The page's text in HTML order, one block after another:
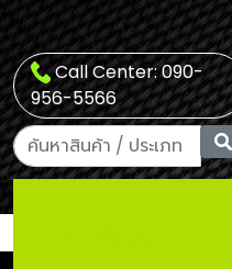
Call Center: 090-
956-5566